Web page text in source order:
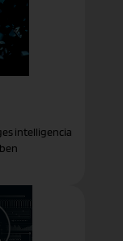
intelligencia